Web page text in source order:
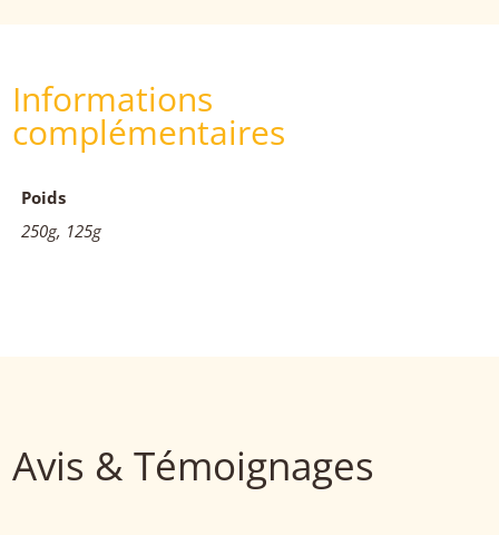
Informations
complémentaires
Poids
250g, 125g
Avis & Témoignages